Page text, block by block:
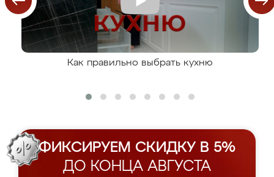
Как правильно выбрать кухню
ФИКСИРУЕМ СКИДКУ В 5%
ДО КОНЦА АВГУСТА